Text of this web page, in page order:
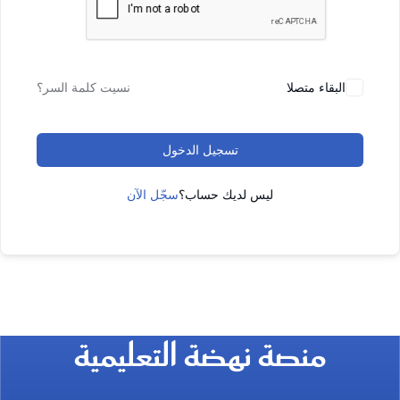
البقاء متصلا نسيت كلمة السر؟
تسجيل الدخول
ليس لديك حساب؟سجّل الآن
منصة نهضة التعليمية